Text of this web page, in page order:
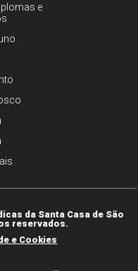
e
da Santa Casa de São
reservados.
e Cookies